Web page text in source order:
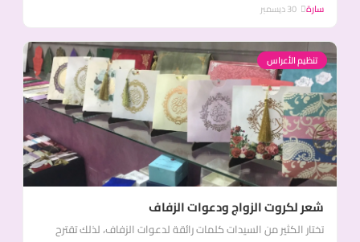
سارة
تنظيم الأعراس
شعر لكروت الزواج ودعوات الزفاف
تختار الكثير من السيدات كلمات رائقة لدعوات الزفاف، لذلك تقترح